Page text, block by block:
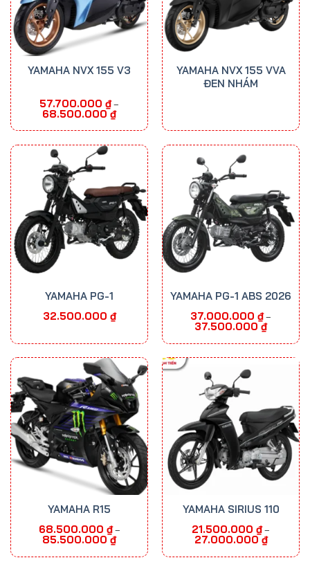
YAMAHA NVX 155 V3
57.700.000 ₫ –
68.500.000₫Khoảng
giá:
57.700.000 ₫
68.500.000 ₫
YAMAHA NVX 155 VVA
ĐEN NHÁM
YAMAHA PG-1
32.500.000 ₫
YAMAHA PG-1 ABS 2026
37.000.000 ₫ –
37.500.000 ₫Khoảng
giá:
đến
YAMAHA R15
68.500.000 ₫ –
85.500.000₫Khoảng
giá:
68.500.000 ₫
YAMAHA SIRIUS 110
21.500.000 ₫ –
27.000.000₫Khoảng
giá: